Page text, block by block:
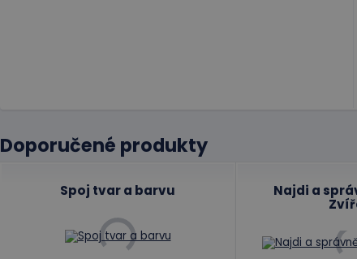
Doporučené produkty
Spoj tvar a barvu
Najdi a